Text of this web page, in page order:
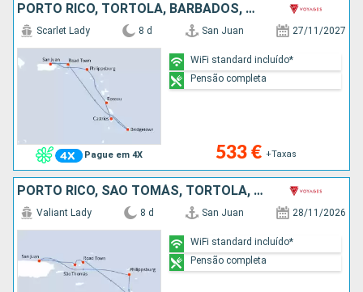
PORTO RICO, TORTOLA, BARBADOS, SANTA LÚCIA, DOMINICA, SÃO MARTINHO
Pague em 4X
Scarlet Lady 8 d San Juan 27/11/2027
533 € +Taxas
WiFi standard incluído*
Pensão completa
PORTO RICO, SÃO TOMÁS, TORTOLA, ANTÍGUA E BARBUDA, SÃO MARTINHO
Valiant Lady 8 d San Juan 28/11/2026
WiFi standard incluído*
Pensão completa